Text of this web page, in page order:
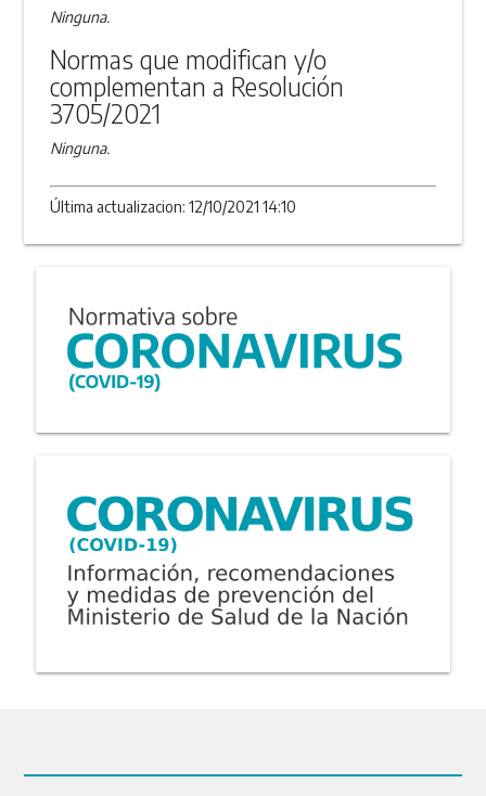
Ninguna.
Normas que modifican y/o
complementan a Resolución
3705/2021
Ninguna.
Última actualizacion: 12/10/2021 14:10